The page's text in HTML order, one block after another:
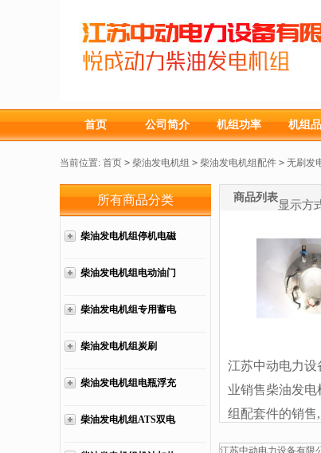
首页 公司简介 机组功率 机组
当前位置: 首页 > 柴油发电机组 > 柴油发电机组配件 > 无刷发
所有商品分类
柴油发电机组停机电磁
柴油发电机组电动油门
柴油发电机组专用蓄电
柴油发电机组炭刷
柴油发电机组电瓶浮充
柴油发电机组ATS双电
商品列表
显示方
江苏中动电力设
业销售柴油发
组配套件的销售
江苏中动电力设备有限